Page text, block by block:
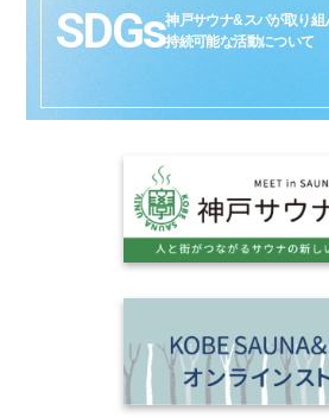
SDGs神戸サウナ&スパが取り組
持続可能な活動について